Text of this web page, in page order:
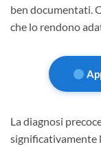
ben documentati.
che lo rendono
La diagnosi
significativamente